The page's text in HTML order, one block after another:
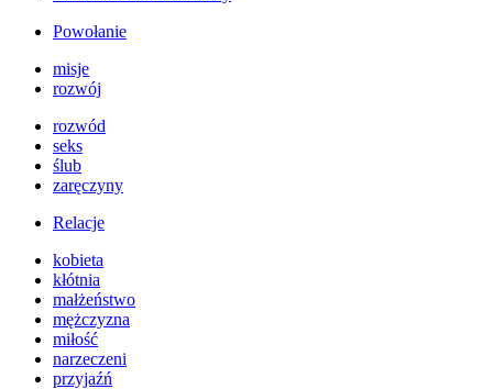
Powołanie
misje
rozwój
rozwód
seks
ślub
zaręczyny
Relacje
kobieta
kłótnia
małżeństwo
mężczyzna
miłość
narzeczeni
przyjaźń